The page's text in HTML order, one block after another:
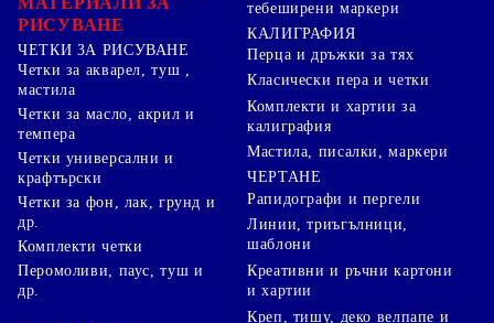
РИСУВАНЕ
ЧЕТКИ ЗА РИСУВАНЕ
Четки за акварел, туш ,
мастила
Четки за масло, акрил и
темпера
Четки универсални и
крафтърски
Четки за фон, лак, грунд и
др.
Комплекти четки
тебеширени маркери
КАЛИГРАФИЯ
Перца и дръжки за тях
Класически пера и четки
Комплекти и хартии за
калиграфия
Мастила, писалки, маркери
ЧЕРТАНЕ
Рапидографи и пергели
Линии, триъгълници,
шаблони
Перомоливи, паус, туш и
др.
Креативни и ръчни картони
и хартии
Креп, тишу, деко велпапе и